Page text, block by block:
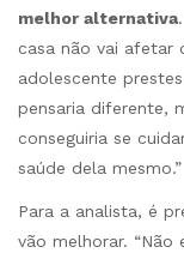
melhor alternativa
casa não vai afetar
adolescente
pensaria diferente,
conseguiria se
saúde dela mesmo.”
Para a analista, é
vão melhorar. “Não